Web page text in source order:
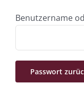
Benutzername
Passwort